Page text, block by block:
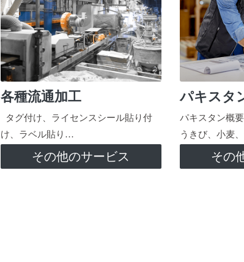
各種流通加工
タグ付け、ライセンスシール貼り付
け、ラベル貼り…
その他のサービス
パキスタ
パキスタン概
うきび、小麦
その